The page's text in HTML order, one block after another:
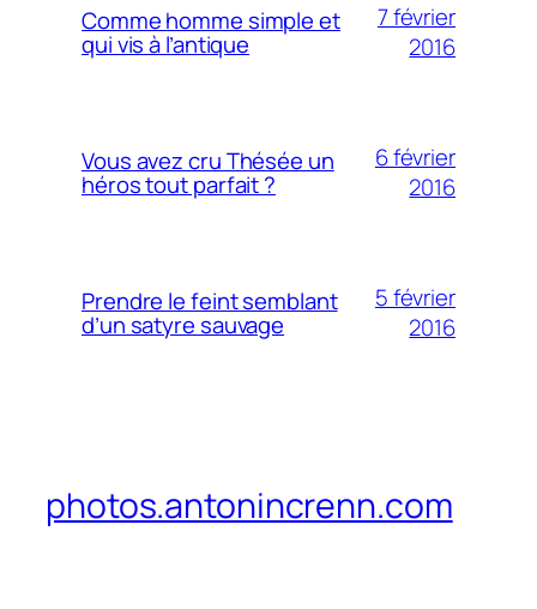
Comme homme simple et
qui vis à l’antique
7 février
2016
Vous avez cru Thésée un
héros tout parfait ?
6 février
2016
Prendre le feint semblant
d’un satyre sauvage
5 février
2016
photos.antonincrenn.com